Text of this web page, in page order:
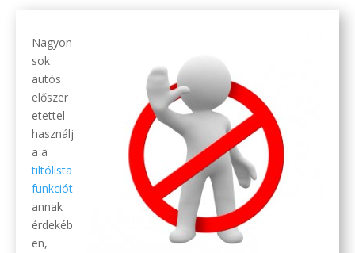
Nagyon
sok
autós
előszer
etettel
használj
a a
tiltólista
funkciót
annak
érdekéb
en,